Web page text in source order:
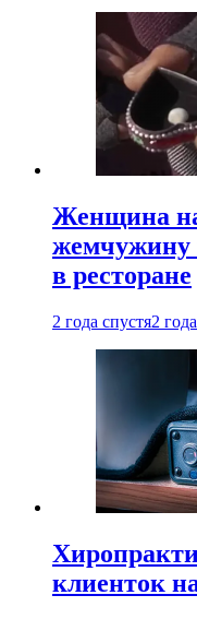
Женщина
жемчужину
в ресторане
2 года спустя2
клиенток